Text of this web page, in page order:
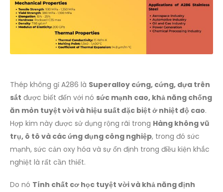
Thép không gỉ A286 là Superalloy cứng, cứng, dựa trên
sắt được biết đến với nó sức mạnh cao, khả năng chống
ăn mòn tuyệt vời và hiệu suất đặc biệt ở nhiệt độ cao.
Hợp kim này được sử dụng rộng rãi trong Hàng không vũ
trụ, ô tô và các ứng dụng công nghiệp, trong đó sức
mạnh, sức cản oxy hóa và sự ổn định trong điều kiện khắc
nghiệt là rất cần thiết.
Do nó Tính chất cơ học tuyệt vời và khả năng định